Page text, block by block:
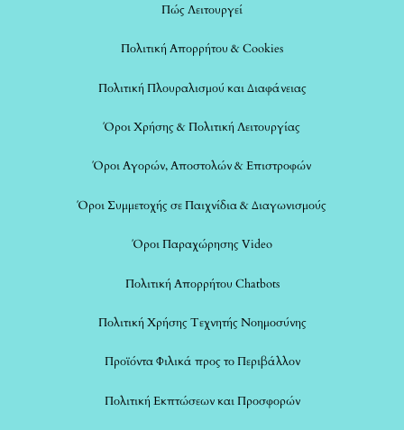
Πώς Λειτουργεί
Πολιτική Απορρήτου & Cookies
Πολιτική Πλουραλισμού και Διαφάνειας
Όροι Χρήσης & Πολιτική Λειτουργίας
Όροι Αγορών, Αποστολών & Επιστροφών
Όροι Συμμετοχής σε Παιχνίδια & Διαγωνισμούς
Όροι Παραχώρησης Video
Πολιτική Απορρήτου Chatbots
Πολιτική Χρήσης Τεχνητής Νοημοσύνης
Προϊόντα Φιλικά προς το Περιβάλλον
Πολιτική Εκπτώσεων και Προσφορών